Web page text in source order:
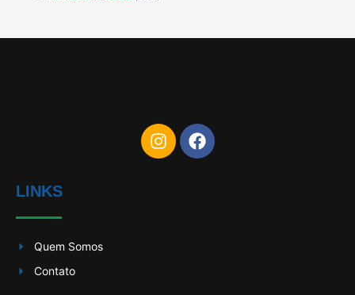
LINKS
Quem Somos
Contato